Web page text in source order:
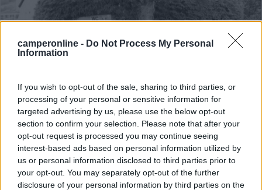
camperonline - Do Not Process My Personal
Information
If you wish to opt-out of the sale, sharing to third parties, or
processing of your personal or sensitive information for
targeted advertising by us, please use the below opt-out
section to confirm your selection. Please note that after your
opt-out request is processed you may continue seeing
interest-based ads based on personal information utilized by
us or personal information disclosed to third parties prior to
your opt-out. You may separately opt-out of the further
disclosure of your personal information by third parties on the
Area di sosta (AA)
Weingut Helmut Schreieck
9 1
Servizi / Posizione